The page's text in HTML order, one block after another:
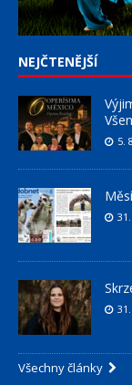
NEJČTENĚJŠÍ
5.
Všechny články